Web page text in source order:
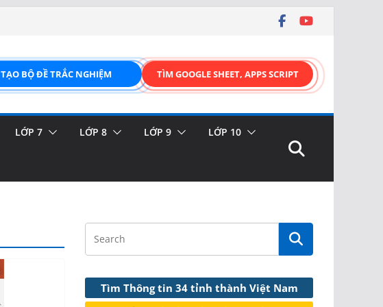
TẠO BỘ ĐỀ TRẮC NGHIỆM TÌM GOOGLE SHEET, APPS SCRIPT
LỚP 7 LỚP 8 LỚP 9 LỚP 10
Tìm Thông tin 34 tỉnh thành Việt Nam